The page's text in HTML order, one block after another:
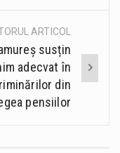
ARTICOL
susțin
adecvat în
din
pensiilor